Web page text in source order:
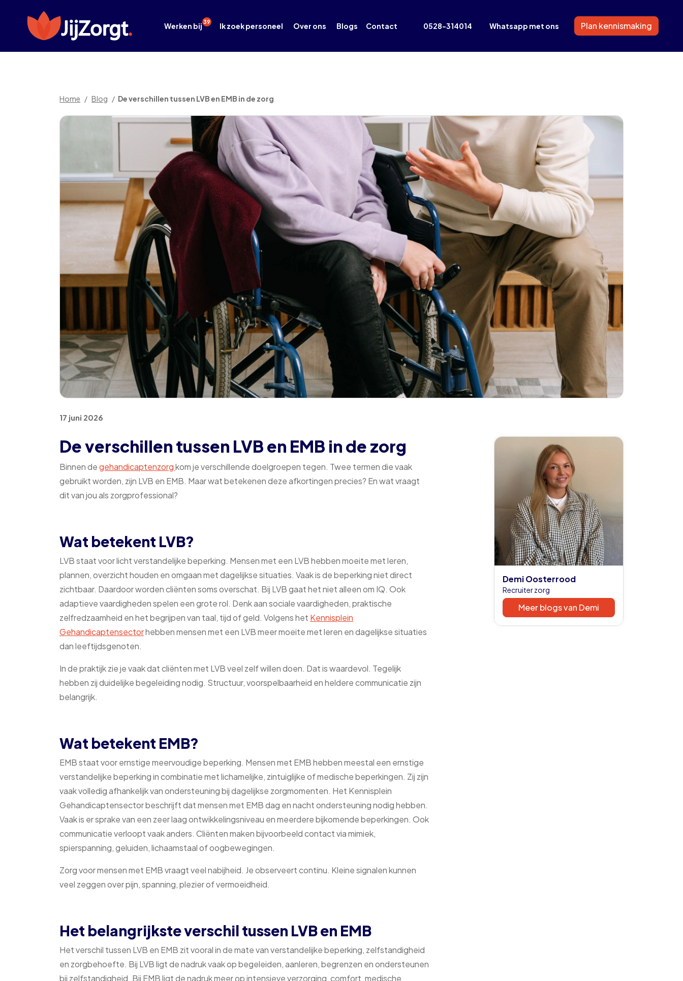
Werken bij39 Ik zoek personeel Over ons Blogs Contact 0528-314014 Whatsapp met ons Plan kennismaking
Home Blog De verschillen tussen LVB en EMB in de zorg
17 juni 2026
De verschillen tussen LVB en EMB in de zorg
Binnen degehandicaptenzorgkom je verschillende doelgroepen tegen. Twee termen die vaak
gebruikt worden, zijn LVB en EMB. Maar wat betekenen deze afkortingen precies? En wat vraagt
dit van jou als zorgprofessional?
Wat betekent LVB?
LVB staat voor licht verstandelijke beperking. Mensen met een LVB hebben moeite met leren,
plannen, overzicht houden en omgaan met dagelijkse situaties. Vaak is de beperking niet direct
zichtbaar. Daardoor worden cliënten soms overschat. Bij LVB gaat het niet alleen om IQ. Ook
adaptieve vaardigheden spelen een grote rol. Denk aan sociale vaardigheden, praktische
zelfredzaamheid en het begrijpen van taal, tijd of geld. Volgens het Kennisplein
Gehandicaptensectorhebben mensen met een LVB meer moeite met leren en dagelijkse situaties
dan leeftijdsgenoten.
In de praktijk zie je vaak dat cliënten met LVB veel zelf willen doen. Dat is waardevol. Tegelijk
hebben zij duidelijke begeleiding nodig. Structuur, voorspelbaarheid en heldere communicatie zijn
belangrijk.
Wat betekent EMB?
EMB staat voor ernstige meervoudige beperking. Mensen met EMB hebben meestal een ernstige
verstandelijke beperking in combinatie met lichamelijke, zintuiglijke of medische beperkingen. Zij zijn
vaak volledig afhankelijk van ondersteuning bij dagelijkse zorgmomenten. Het Kennisplein
Gehandicaptensector beschrijft dat mensen met EMB dag en nacht ondersteuning nodig hebben.
Vaak is er sprake van een zeer laag ontwikkelingsniveau en meerdere bijkomende beperkingen. Ook
communicatie verloopt vaak anders. Cliënten maken bijvoorbeeld contact via mimiek,
spierspanning, geluiden, lichaamstaal of oogbewegingen.
Zorg voor mensen met EMB vraagt veel nabijheid. Je observeert continu. Kleine signalen kunnen
veel zeggen over pijn, spanning, plezier of vermoeidheid.
Het belangrijkste verschil tussen LVB en EMB
Het verschil tussen LVB en EMB zit vooral in de mate van verstandelijke beperking, zelfstandigheid
en zorgbehoefte. Bij LVB ligt de nadruk vaak op begeleiden, aanleren, begrenzen en ondersteunen
bij zelfstandigheid. Bij EMB ligt de nadruk meer op intensieve verzorging, comfort, medische
Demi Oosterrood
Recruiter zorg
Meer blogs van Demi